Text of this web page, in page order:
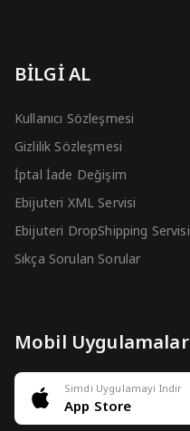
BİLGİ AL
Kullanıcı Sözleşmesi
Gizlilik Sözleşmesi
İptal İade Değişim
Ebijuteri XML Servisi
Ebijuteri DropShipping Servisi
Sıkça Sorulan Sorular
Mobil Uygulamalar
Simdi Uygulamayi Indir
App Store